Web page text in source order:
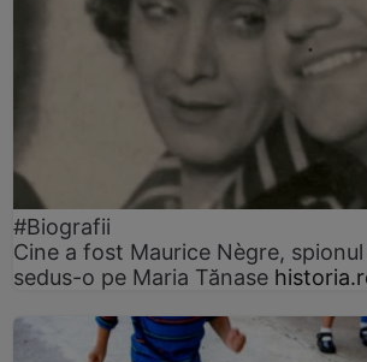
#Biografii
Cine a fost Maurice Nègre,
sedus-o pe Maria Tănase